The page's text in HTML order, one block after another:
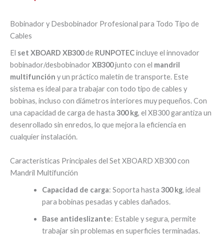
Bobinador y Desbobinador Profesional para Todo Tipo de
Cables
El set XBOARD XB300de RUNPOTECincluye el innovador
bobinador/desbobinador XB300junto con el mandril
multifunción y un práctico maletín de transporte. Este
sistema es ideal para trabajar con todo tipo de cables y
bobinas, incluso con diámetros interiores muy pequeños. Con
una capacidad de carga de hasta 300 kg, el XB300 garantiza un
desenrollado sin enredos, lo que mejora la eficiencia en
cualquier instalación.
Características Principales del Set XBOARD XB300 con
Mandril Multifunción
Capacidad de carga: Soporta hasta 300 kg, ideal
para bobinas pesadas y cables dañados.
Base antideslizante: Estable y segura, permite
trabajar sin problemas en superficies terminadas.